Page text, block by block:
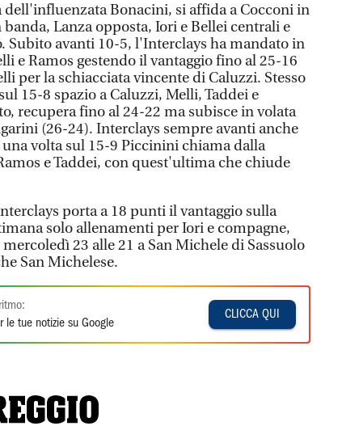
Bonacini, si affida a Cocconi in
Lanza opposta, Iori e Bellei centrali e
Subito avanti 10-5, l'Interclays ha mandato in
e Ramos gestendo il vantaggio fino al 25-16
per la schiacciata vincente di Caluzzi. Stesso
15-8 spazio a Caluzzi, Melli, Taddei e
recupera fino al 24-22 ma subisce in volata
(26-24). Interclays sempre avanti anche
volta sul 15-9 Piccinini chiama dalla
e Taddei, con quest'ultima che chiude
porta a 18 punti il vantaggio sulla
solo allenamenti per Iori e compagne,
23 alle 21 a San Michele di Sassuolo
San Michelese.
le tue notizie su Google
CLICCA QUI